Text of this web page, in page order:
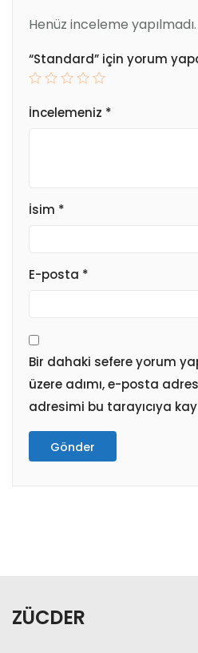
Henüz inceleme yapılmadı.
“Standard” için yorum
İncelemeniz *
İsim *
E-posta *
Bir dahaki sefere yorum
üzere adımı, e-posta
adresimi bu tarayıcıya
ZÜCDER